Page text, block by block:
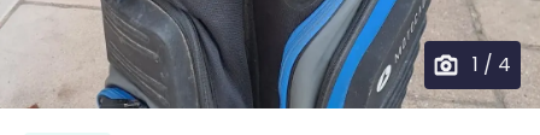
1 / 4